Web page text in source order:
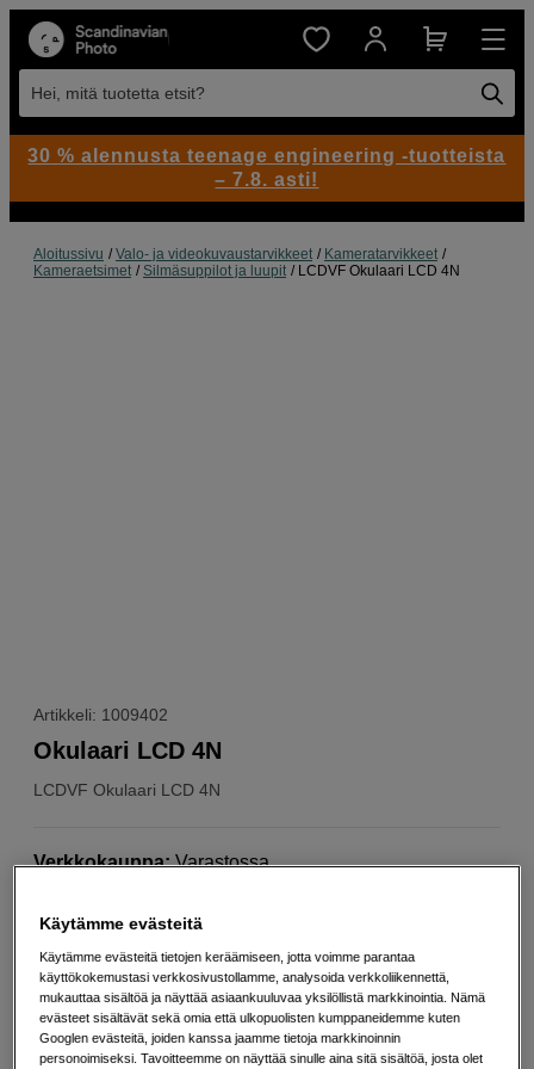
Hei, mitä tuotetta etsit?
Aloitussivu Valo- ja videokuvaustarvikkeet
Kameratarvikkeet
Kameraetsimet
Silmäsuppilot ja luupit LCDVF Okulaari LCD 4N
Artikkeli: 1009402
LCDVF Okulaari LCD 4N
Okulaari LCD 4N
Verkkokauppa:Varastossa
98 EUR
Määrä
Lisää ostoskoriin
30 % alennusta teenage engineering -tuotteista
– 7.8. asti!
Käytämme evästeitä
Käytämme evästeitä tietojen keräämiseen, jotta voimme parantaa
käyttökokemustasi verkkosivustollamme, analysoida verkkoliikennettä,
mukauttaa sisältöä ja näyttää asiaankuuluvaa yksilöllistä markkinointia. Nämä
evästeet sisältävät sekä omia että ulkopuolisten kumppaneidemme kuten
Googlen evästeitä, joiden kanssa jaamme tietoja markkinoinnin
personoimiseksi. Tavoitteemme on näyttää sinulle aina sitä sisältöä, josta olet